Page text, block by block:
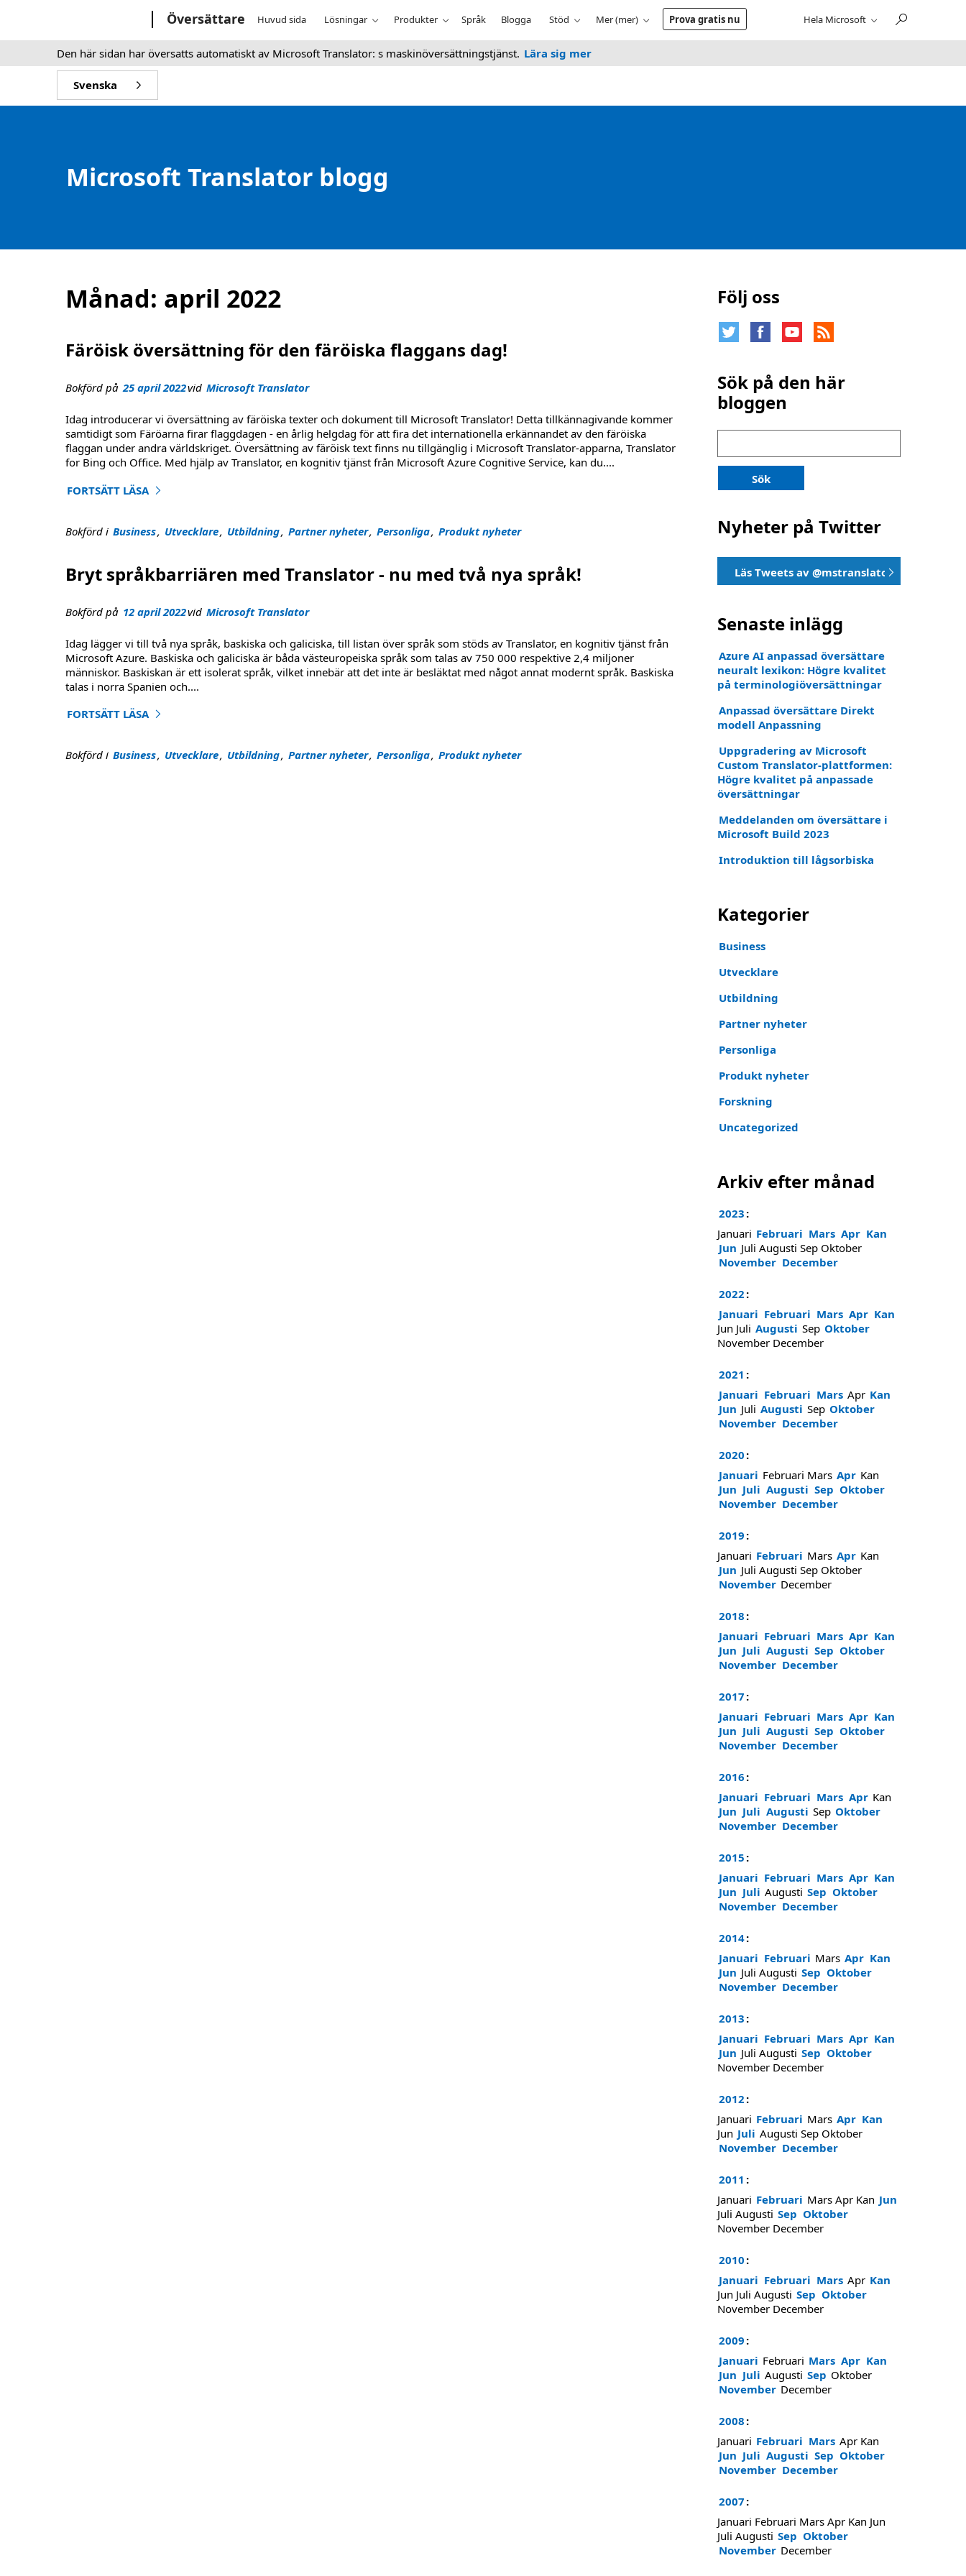
Översättare Huvud sida Lösningar Produkter Språk Blogga Stöd Mer (mer) Prova gratis nu Hela Microsoft
Den här sidan har översatts automatiskt av Microsoft Translator: s maskinöversättningstjänst. Lära sig mer
Svenska
Microsoft Translator blogg
Månad: april 2022
Färöisk översättning för den färöiska flaggans dag!
Bokförd på 25 april 2022vid Microsoft Translator
Idag introducerar vi översättning av färöiska texter och dokument till Microsoft Translator! Detta tillkännagivande kommer
samtidigt som Färöarna firar flaggdagen - en årlig helgdag för att fira det internationella erkännandet av den färöiska
flaggan under andra världskriget. Översättning av färöisk text finns nu tillgänglig i Microsoft Translator-apparna, Translator
for Bing och Office. Med hjälp av Translator, en kognitiv tjänst från Microsoft Azure Cognitive Service, kan du....
FORTSÄTT LÄSA
"Färöisk översättning för den färöiska flaggans dag!"
Bokförd i Business, Utvecklare, Utbildning, Partner nyheter, Personliga, Produkt nyheter
Bryt språkbarriären med Translator - nu med två nya språk!
Bokförd på 12 april 2022vid Microsoft Translator
Idag lägger vi till två nya språk, baskiska och galiciska, till listan över språk som stöds av Translator, en kognitiv tjänst från
Microsoft Azure. Baskiska och galiciska är båda västeuropeiska språk som talas av 750 000 respektive 2,4 miljoner
människor. Baskiskan är ett isolerat språk, vilket innebär att det inte är besläktat med något annat modernt språk. Baskiska
talas i norra Spanien och....
FORTSÄTT LÄSA
"Bryt språkbarriären med Translator - nu med två nya språk!"
Bokförd i Business, Utvecklare, Utbildning, Partner nyheter, Personliga, Produkt nyheter
Följ oss
Sök på den här
bloggen
Sök
Nyheter på Twitter
Läs Tweets av @mstranslator
Senaste inlägg
Azure AI anpassad översättare
neuralt lexikon: Högre kvalitet
på terminologiöversättningar
Anpassad översättare Direkt
modell Anpassning
Uppgradering av Microsoft
Custom Translator-plattformen:
Högre kvalitet på anpassade
översättningar
Meddelanden om översättare i
Microsoft Build 2023
Introduktion till lågsorbiska
Kategorier
Business
Utvecklare
Utbildning
Partner nyheter
Personliga
Produkt nyheter
Forskning
Uncategorized
Arkiv efter månad
2023 :
Januari Februari Mars Apr Kan
Jun Juli Augusti Sep Oktober
November December
2022 :
Januari Februari Mars Apr Kan
Jun Juli Augusti Sep Oktober
November December
2021 :
Januari Februari Mars Apr Kan
Jun Juli Augusti Sep Oktober
November December
2020 :
Januari Februari Mars Apr Kan
Jun Juli Augusti Sep Oktober
November December
2019 :
Januari Februari Mars Apr Kan
Jun Juli Augusti Sep Oktober
November December
2018 :
Januari Februari Mars Apr Kan
Jun Juli Augusti Sep Oktober
November December
2017 :
Januari Februari Mars Apr Kan
Jun Juli Augusti Sep Oktober
November December
2016 :
Januari Februari Mars Apr Kan
Jun Juli Augusti Sep Oktober
November December
2015 :
Januari Februari Mars Apr Kan
Jun Juli Augusti Sep Oktober
November December
2014:
Januari Februari Mars Apr Kan
Jun Juli Augusti Sep Oktober
November December
2013 :
Januari Februari Mars Apr Kan
Jun Juli Augusti Sep Oktober
November December
2012 :
Januari Februari Mars Apr Kan
Jun Juli Augusti Sep Oktober
November December
2011 :
Januari Februari Mars Apr Kan Jun
Juli Augusti Sep Oktober
November December
2010 :
Januari Februari Mars Apr Kan
Jun Juli Augusti Sep Oktober
November December
2009 :
Januari Februari Mars Apr Kan
Jun Juli Augusti Sep Oktober
November December
2008 :
Januari Februari Mars Apr Kan
Jun Juli Augusti Sep Oktober
November December
2007 :
Januari Februari Mars Apr Kan Jun
Juli Augusti Sep Oktober
November December